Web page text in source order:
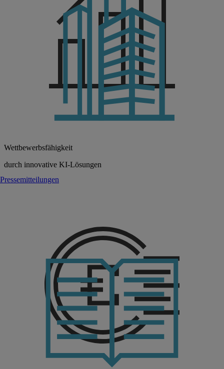
Pressemitteilungen
Wettbewerbsfähigkeit
durch innovative KI-Lösungen